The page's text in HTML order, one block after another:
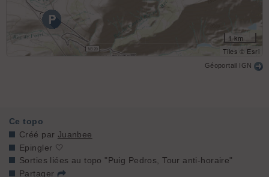
1 km
Tiles © Esri
Géoportail IGN
Ce topo
Créé par Juanbee
Epingler 🤍
Sorties liées au topo "Puig Pedros, Tour anti-horaire"
Partager